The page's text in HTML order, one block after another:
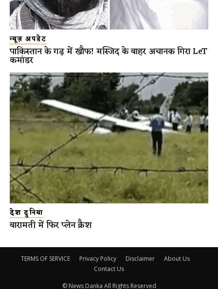
न्यूज़ अपडेट
पाकिस्तान के गढ़ में खौफ! मस्जिद के बाहर अचानक गिरा LeT
कमांडर
देश दुनिया
बारामती में फिर प्लेन क्रैश
TERMS OF SERVICE Privacy Policy Disclaimer
About Us
Contact Us
© News Danka All Rights Reserved